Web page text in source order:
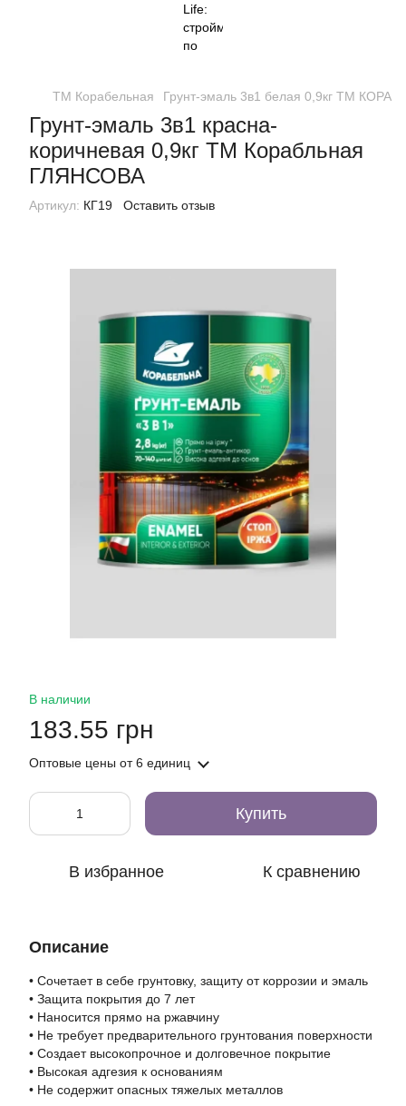
ТМ Корабельная Грунт-эмаль 3в1 белая 0,9кг ТМ
Грунт-эмаль 3в1 красна-
коричневая 0,9кг ТМ Корабльная
ГЛЯНСОВА
Артикул: КГ19 Оставить отзыв
В наличии
183.55 грн
Оптовые цены от 6 единиц
Купить
В избранное К сравнению
Описание
• Сочетает в себе грунтовку, защиту от коррозии и эмаль
• Защита покрытия до 7 лет
• Наносится прямо на ржавчину
• Не требует предварительного грунтования поверхности
• Создает высокопрочное и долговечное покрытие
• Высокая адгезия к основаниям
• Не содержит опасных тяжелых металлов